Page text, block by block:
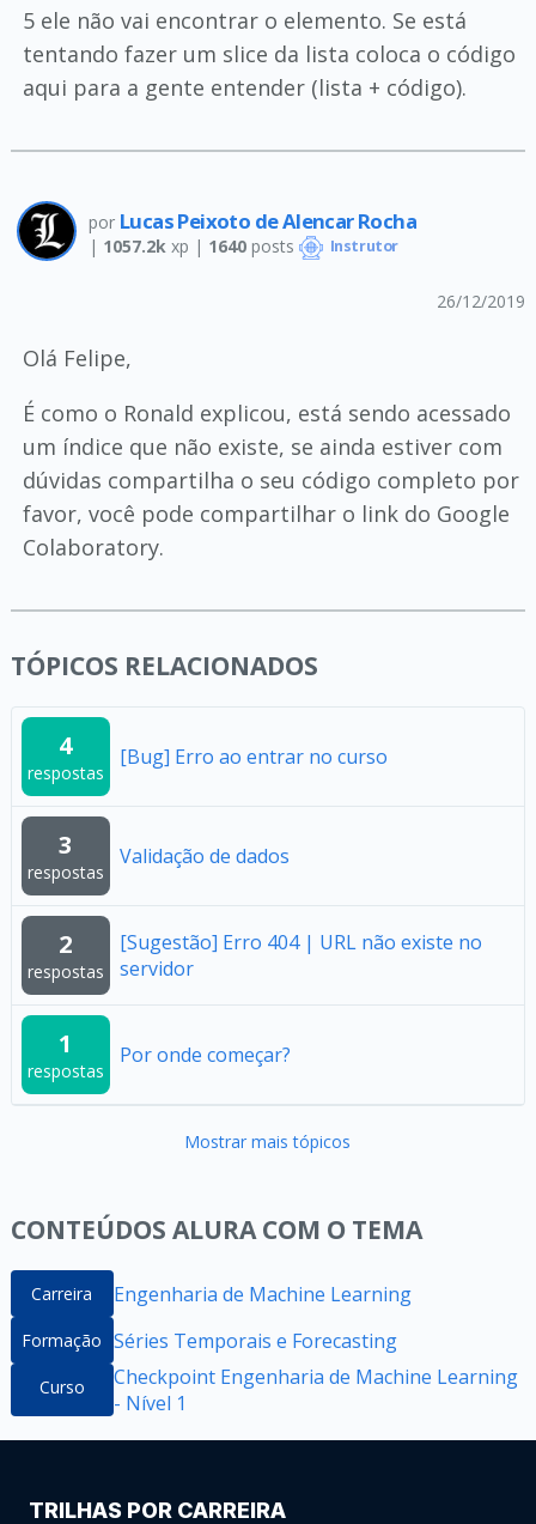
5 ele não vai encontrar o elemento. Se está
tentando fazer um slice da lista coloca o código
aqui para a gente entender (lista + código).
por Lucas Peixoto de Alencar Rocha
| 1057.2k xp | 1640posts Instrutor
26/12/2019
Olá Felipe,
É como o Ronald explicou, está sendo acessado
um índice que não existe, se ainda estiver com
dúvidas compartilha o seu código completo por
favor, você pode compartilhar o link do Google
Colaboratory.
TÓPICOS RELACIONADOS
4
respostas
[Bug] Erro ao entrar no curso
3
respostas
Validação de dados
2
respostas
[Sugestão] Erro 404 | URL não existe no
servidor
1
respostas
Por onde começar?
Mostrar mais tópicos
CONTEÚDOS ALURA COM O TEMA
Carreira Engenharia de Machine Learning
Formação Séries Temporais e Forecasting
Curso
Checkpoint Engenharia de Machine Learning
- Nível 1
TRILHAS POR CARREIRA